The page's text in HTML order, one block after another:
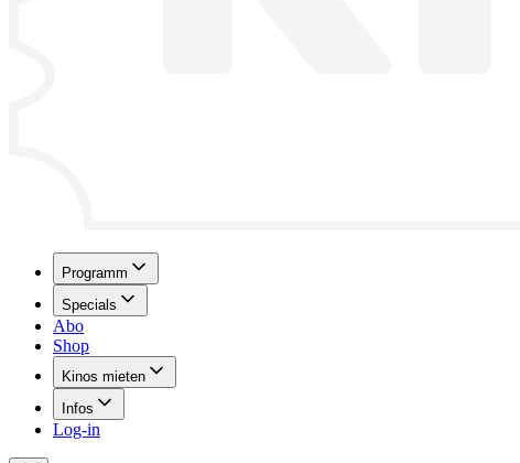
Programm
Specials
Abo
Shop
Kinos mieten
Infos
Log-in